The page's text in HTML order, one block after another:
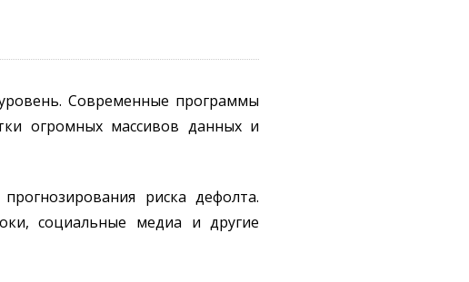
Современные программы
огромных массивов данных и
риска дефолта.
социальные медиа и другие